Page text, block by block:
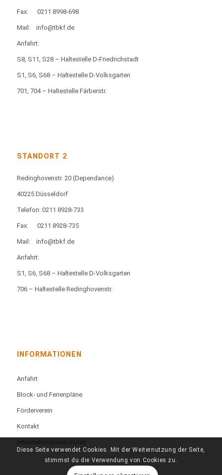
Fax: 0211 8998-698
Mail: info@tbkf.de
Anfahrt:
S8, S11, S28 – Haltestelle D-Friedrichstadt
S1, S6, S68 – Haltestelle D-Volksgarten
701, 704 – Haltestelle Färberstr.
STANDORT 2
Redinghovenstr. 20 (Dependance)
40225 Düsseldorf
Telefon: 0211 8928-733
Fax: 0211 8928-735
Mail: info@tbkf.de
Anfahrt:
S1, S6, S68 – Haltestelle D-Volksgarten
706 – Haltestelle Redinghovenstr.
INFORMATIONEN
Anfahrt
Block- und Ferienpläne
Förderverein
Kontakt
Informationsbroschüren
Diese Seite verwendet Cookies. Mit der Weiternutzung der Seite,
stimmst du die Verwendung von Cookies zu.